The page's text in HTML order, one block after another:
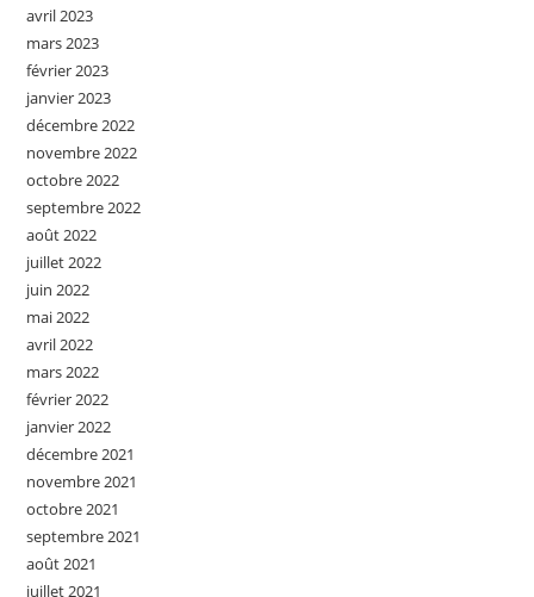
avril 2023
mars 2023
février 2023
janvier 2023
décembre 2022
novembre 2022
octobre 2022
septembre 2022
août 2022
juillet 2022
juin 2022
mai 2022
avril 2022
mars 2022
février 2022
janvier 2022
décembre 2021
novembre 2021
octobre 2021
septembre 2021
août 2021
juillet 2021